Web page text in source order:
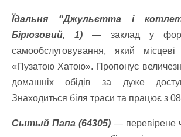
Їдальня “Джульєтта і
Бірюзовий, 1) — заклад у
самообслуговування, який
«Пузатою Хатою». Пропонує
домашніх обідів за дуже
Знаходиться біля траси та працює з
Сытый Папа (64305) — перевірене